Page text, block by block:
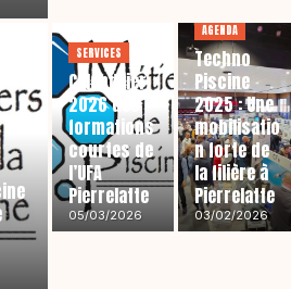
SERVICES
Calendrier
2026 des
formations
courtes de
l’UFA
Pierrelatte
05/03/2026
AGENDA
Techno
Piscine
2025 : Une
mobilisatio
n forte de
la filière à
Pierrelatte
03/02/2026